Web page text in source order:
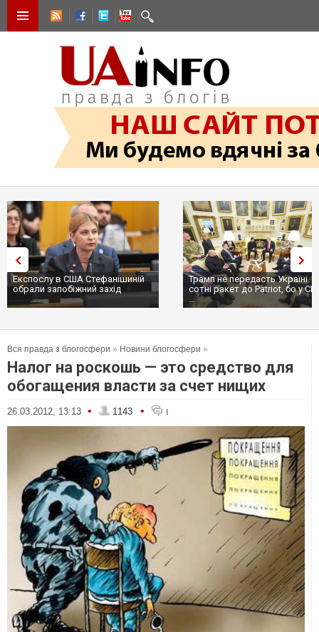
Експослу в США Стефанішиній
обрали запобіжний захід
Трамп не передасть Україні
сотні ракет до Patriot, бо у
...
Вся правда з блогосфери » Новини блогосфери »
Налог на роскошь — это средство для
обогащения власти за счет нищих
26.03.2012, 13:13 • 1143 • 1